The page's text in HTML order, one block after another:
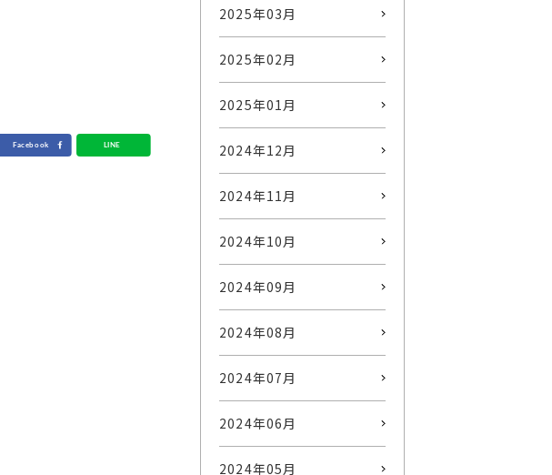
2025年03月
2025年02月
2025年01月
2024年12月
2024年11月
2024年10月
2024年09月
2024年08月
2024年07月
2024年06月
2024年05月